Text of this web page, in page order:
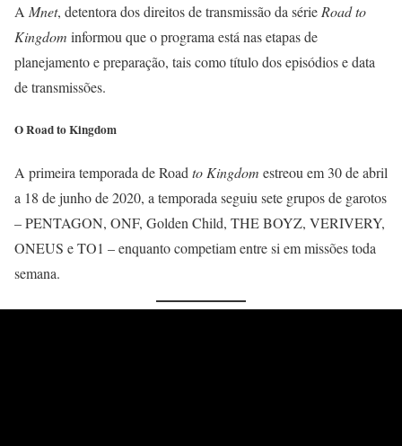
A Mnet, detentora dos direitos de transmissão da série Road to
Kingdom informou que o programa está nas etapas de
planejamento e preparação, tais como título dos episódios e data
de transmissões.
O Road to Kingdom
A primeira temporada de Road to Kingdom estreou em 30 de abril
a 18 de junho de 2020, a temporada seguiu sete grupos de garotos
– PENTAGON, ONF, Golden Child, THE BOYZ, VERIVERY,
ONEUS e TO1 – enquanto competiam entre si em missões toda
semana.